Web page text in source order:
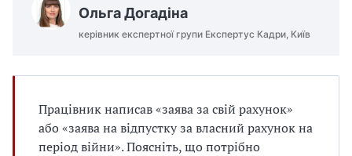
Ольга Догадіна
керівник експертної групи Експертус Кадри, Київ
Працівник написав «заява за свій рахунок»
або «заява на відпустку за власний рахунок на
період війни». Поясніть, що потрібно